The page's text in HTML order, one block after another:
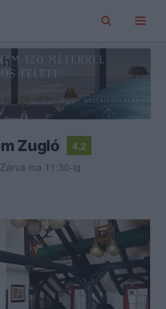
Zugló
4.2
Zárva ma 11:30-ig